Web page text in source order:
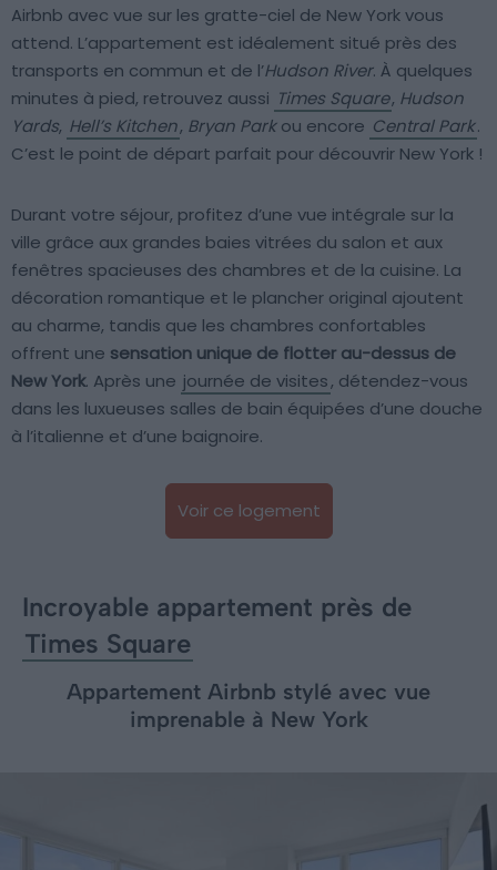
Airbnb avec vue sur les gratte-ciel de New York vous
attend. L’appartement est idéalement situé près des
transports en commun et de l’Hudson River. À quelques
minutes à pied, retrouvez aussi Times Square, Hudson
Yards, Hell’s Kitchen, Bryan Parkou encore Central Park.
C’est le point de départ parfait pour découvrir New York !
Durant votre séjour, profitez d’une vue intégrale sur la
ville grâce aux grandes baies vitrées du salon et aux
fenêtres spacieuses des chambres et de la cuisine. La
décoration romantique et le plancher original ajoutent
au charme, tandis que les chambres confortables
offrent une sensation unique de flotter au-dessus de
New York. Après une journée de visites, détendez-vous
dans les luxueuses salles de bain équipées d’une douche
à l’italienne et d’une baignoire.
Voir ce logement
Incroyable appartement près de
Times Square
Appartement Airbnb stylé avec vue
imprenable à New York